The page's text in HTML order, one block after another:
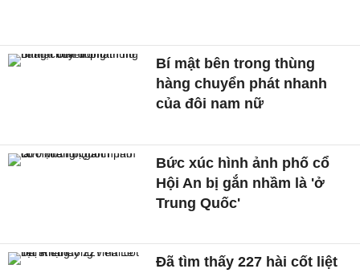
Bí mật bên trong thùng
hàng chuyển phát nhanh
của đôi nam nữ
Bức xúc hình ảnh phố cổ
Hội An bị gắn nhầm là 'ở
Trung Quốc'
Đã tìm thấy 227 hài cốt liệt